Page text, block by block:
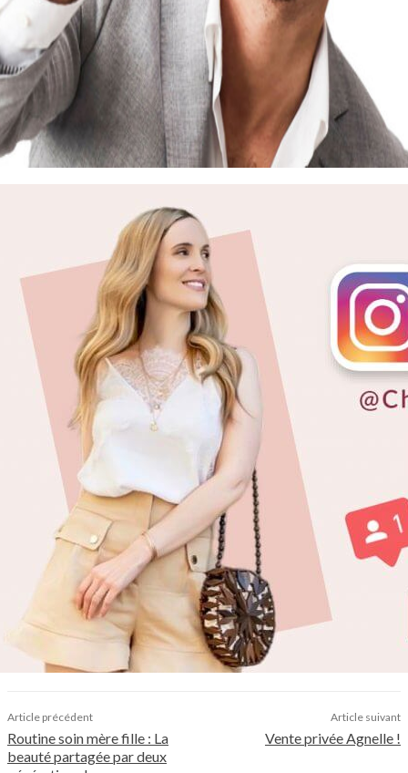
Article précédent
Routine soin mère fille : La
beauté partagée par deux
Article suivant
Vente privée Agnelle !